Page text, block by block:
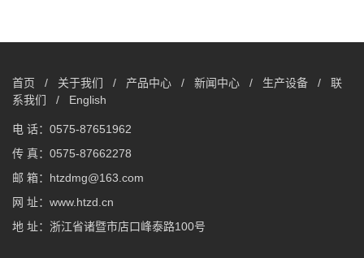
首页 / 关于我们 / 产品中心 / 新闻中心 / 生产设备 / 联
系我们
/ English
电 话：0575-87651962
传 真：0575-87662278
邮 箱：htzdmg@163.com
网 址：www.htzd.cn
地 址：浙江省诸暨市店口峰泰路100号